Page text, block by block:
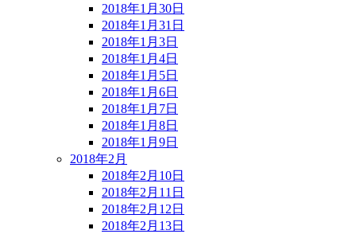
2018年1月30日
2018年1月31日
2018年1月3日
2018年1月4日
2018年1月5日
2018年1月6日
2018年1月7日
2018年1月8日
2018年1月9日
2018年2月
2018年2月10日
2018年2月11日
2018年2月12日
2018年2月13日